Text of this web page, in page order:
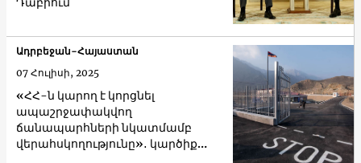
«ՀՀ-ն կարող է կորցնել
ապաշրջափակվող
ճանապարհների նկատմամբ
վերահսկողությունը»․ կարծիք
Ադրբեջան-Հայաստան
07 Հուլիսի, 2025